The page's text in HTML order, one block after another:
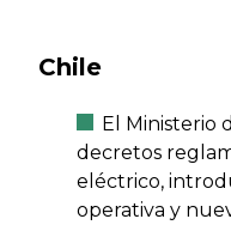
Chile
El Ministerio
decretos
eléctrico,
operativa y